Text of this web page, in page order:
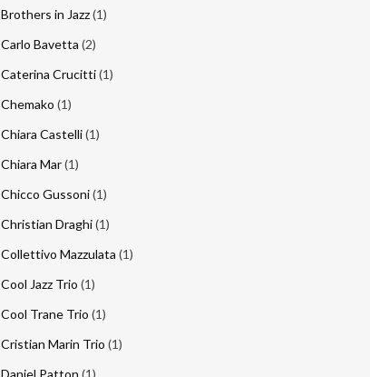
Brothers in Jazz(1)
Carlo Bavetta (2)
Caterina Crucitti(1)
Chemako (1)
Chiara Castelli(1)
Chiara Mar(1)
Chicco Gussoni(1)
Christian Draghi(1)
Collettivo Mazzulata (1)
Cool Jazz Trio (1)
Cool Trane Trio (1)
Cristian Marin Trio (1)
Daniel Patton (1)